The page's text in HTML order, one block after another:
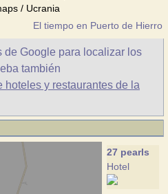
/ Ucrania
El tiempo en Puerto de Hierro
de Google para localizar los
también
hoteles y restaurantes de la
27 pearls
Hotel